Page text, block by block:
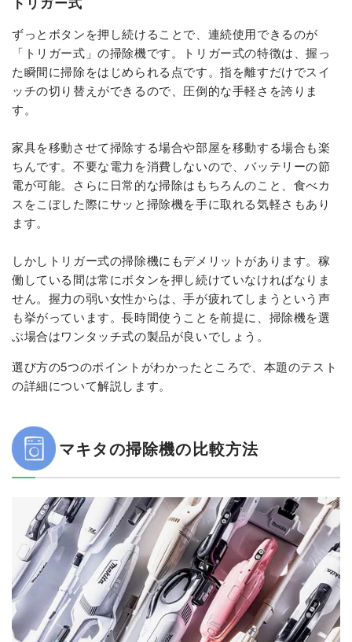
ずっとボタンを押し続けることで、連続使用できるのが
「トリガー式」の掃除機です。トリガー式の特徴は、握っ
た瞬間に掃除をはじめられる点です。指を離すだけでスイ
ッチの切り替えができるので、圧倒的な手軽さを誇りま
す。
家具を移動させて掃除する場合や部屋を移動する場合も楽
ちんです。不要な電力を消費しないので、バッテリーの節
電が可能。さらに日常的な掃除はもちろんのこと、食べカ
スをこぼした際にサッと掃除機を手に取れる気軽さもあり
ます。
しかしトリガー式の掃除機にもデメリットがあります。稼
働している間は常にボタンを押し続けていなければなりま
せん。握力の弱い女性からは、手が疲れてしまうという声
も挙がっています。長時間使うことを前提に、掃除機を選
ぶ場合はワンタッチ式の製品が良いでしょう。
選び方の5つのポイントがわかったところで、本題のテスト
の詳細について解説します。
マキタの掃除機の比較方法